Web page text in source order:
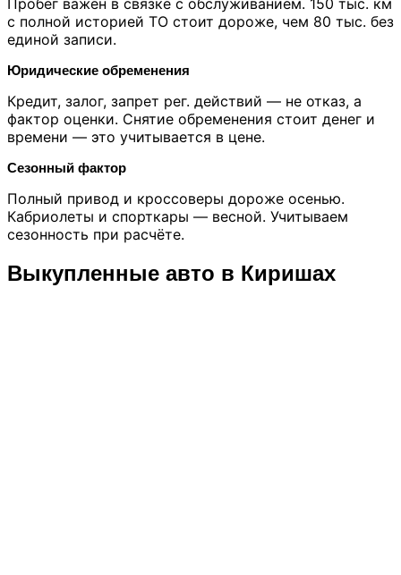
Пробег важен в связке с обслуживанием. 150 тыс. км
с полной историей ТО стоит дороже, чем 80 тыс. без
единой записи.
Юридические обременения
Кредит, залог, запрет рег. действий — не отказ, а
фактор оценки. Снятие обременения стоит денег и
времени — это учитывается в цене.
Сезонный фактор
Полный привод и кроссоверы дороже осенью.
Кабриолеты и спорткары — весной. Учитываем
сезонность при расчёте.
Выкупленные авто в Киришах